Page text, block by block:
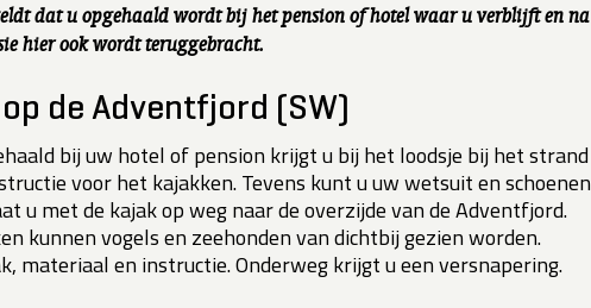
dat u opgehaald wordt bij het pension of hotel waar u verblijft en na
hier ook wordt teruggebracht.
de Adventfjord (SW)
bij uw hotel of pension krijgt u bij het loodsje bij het strand
voor het kajakken. Tevens kunt u uw wetsuit en schoenen
u met de kajak op weg naar de overzijde van de Adventfjord.
kunnen vogels en zeehonden van dichtbij gezien worden.
materiaal en instructie. Onderweg krijgt u een versnapering.